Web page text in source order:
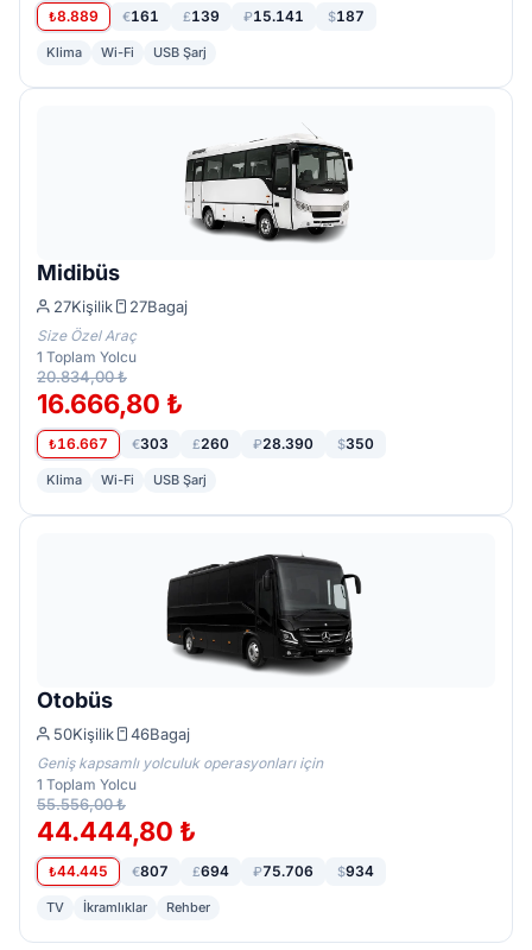
₺8.889 €161 £139 ₽15.141 $187
Klima Wi-Fi USB Şarj
Midibüs
27Kişilik 27Bagaj
Size Özel Araç
1 Toplam Yolcu
20.834,00 ₺
16.666,80 ₺
₺16.667 €303 £260 ₽28.390 $350
Klima Wi-Fi USB Şarj
Otobüs
50Kişilik 46Bagaj
Geniş kapsamlı yolculuk operasyonları için
1 Toplam Yolcu
55.556,00 ₺
44.444,80 ₺
₺44.445 €807 £694 ₽75.706 $934
TV İkramlıklar Rehber